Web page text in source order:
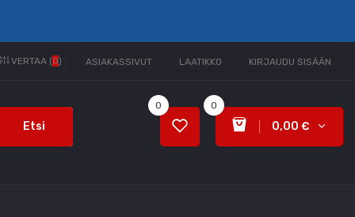
ASIAKASSIVUT LAATIKKO KIRJAUDU SISÄÄN
VERTAA (0)
Etsi
0
0,00 €
0